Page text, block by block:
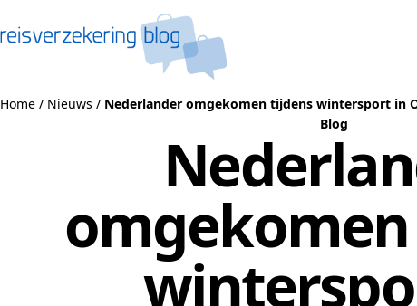
Home / Nieuws / Nederlander omgekomen tijdens wintersport in
Blog